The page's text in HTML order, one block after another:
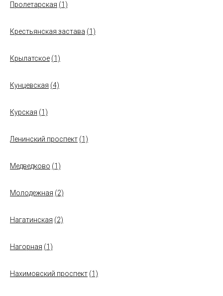
Пролетарская (1)
Крестьянская застава (1)
Крылатское (1)
Кунцевская (4)
Курская (1)
Ленинский проспект (1)
Медведково (1)
Молодежная (2)
Нагатинская (2)
Нагорная (1)
Нахимовский проспект (1)